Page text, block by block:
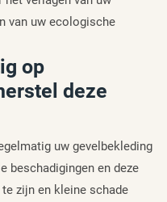
van uw ecologische
op
deze
uw gevelbekleding
beschadigingen en deze
zijn en kleine schade